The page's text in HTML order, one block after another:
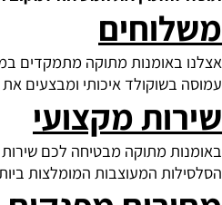
את המשלוח למקום
מתוקה מתמקדים
איכותי ומבצעים את
מקצועי
מתוקה מבטיחה לכם שירות
המעוצבות המומלצות ביותר